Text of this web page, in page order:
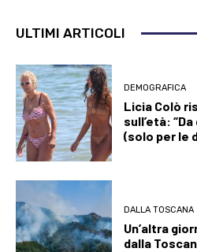
ULTIMI ARTICOLI
DEMOGRAFICA
Licia Colò
sull’età:
(solo per le
DALLA TOSCANA
Un’altra
dalla